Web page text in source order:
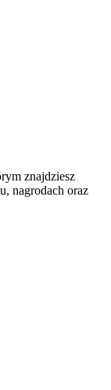
znajdziesz
nagrodach oraz